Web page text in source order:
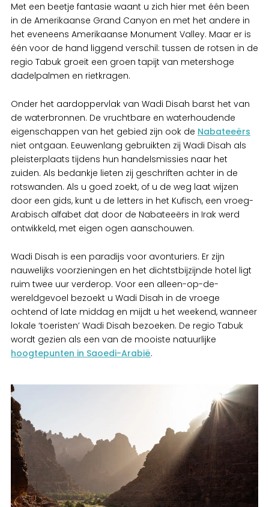
Met een beetje fantasie waant u zich hier met één been
in de Amerikaanse Grand Canyon en met het andere in
het eveneens Amerikaanse Monument Valley. Maar er is
één voor de hand liggend verschil: tussen de rotsen in de
regio Tabuk groeit een groen tapijt van metershoge
dadelpalmen en rietkragen.
Onder het aardoppervlak van Wadi Disah barst het van
de waterbronnen. De vruchtbare en waterhoudende
eigenschappen van het gebied zijn ook de Nabateeërs
niet ontgaan. Eeuwenlang gebruikten zij Wadi Disah als
pleisterplaats tijdens hun handelsmissies naar het
zuiden. Als bedankje lieten zij geschriften achter in de
rotswanden. Als u goed zoekt, of u de weg laat wijzen
door een gids, kunt u de letters in het Kufisch, een vroeg-
Arabisch alfabet dat door de Nabateeërs in Irak werd
ontwikkeld, met eigen ogen aanschouwen.
Wadi Disah is een paradijs voor avonturiers. Er zijn
nauwelijks voorzieningen en het dichtstbijzijnde hotel ligt
ruim twee uur verderop. Voor een alleen-op-de-
wereldgevoel bezoekt u Wadi Disah in de vroege
ochtend of late middag en mijdt u het weekend, wanneer
lokale ‘toeristen’ Wadi Disah bezoeken. De regio Tabuk
wordt gezien als een van de mooiste natuurlijke
hoogtepunten in Saoedi-Arabië.